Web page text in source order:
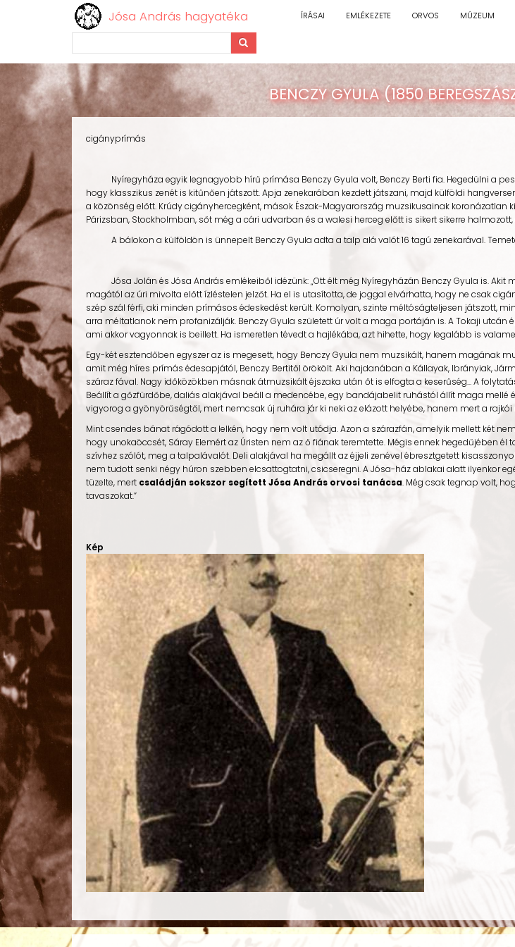
tartalomra
Jósa András hagyatéka ÍRÁSAI EMLÉKEZETE ORVOS MÚZEUM
BENCZY GYULA (1850
cigányprímás
Nyíregyháza egyik legnagyobb hírű prímása Benczy Gyula volt, Benczy Berti fia. Hegedülni a
hogy klasszikus zenét is kitűnően játszott. Apja zenekarában kezdett játszani, majd külföldi
a közönség előtt. Krúdy cigányhercegként, mások Észak-Magyarország muzsikusainak
Párizsban, Stockholmban, sőt még a cári udvarban és a walesi herceg előtt is sikert sikerre
A bálokon a külföldön is ünnepelt Benczy Gyula adta a talp alá valót 16 tagú zenekarával.
Jósa Jolán és Jósa András emlékeiből idézünk: „Ott élt még Nyíregyházán Benczy Gyula is. Akit
magától az úri mivolta előtt ízléstelen jelzőt. Ha el is utasította, de joggal elvárhatta, hogy ne csak
szép szál férfi, aki minden prímásos édeskedést került. Komolyan, szinte méltóságteljesen játszott,
arra méltatlanok nem profanizálják. Benczy Gyula született úr volt a maga portáján is. A Tokaji
ami akkor vagyonnak is beillett. Ha ismeretlen tévedt a hajlékába, azt hihette, hogy legalább is
Egy-két esztendőben egyszer az is megesett, hogy Benczy Gyula nem muzsikált, hanem magának
amit még híres prímás édesapjától, Benczy Bertitől örökölt. Aki hajdanában a Kállayak, Ibrányiak,
száraz fával. Nagy időközökben másnak átmuzsikált éjszaka után őt is elfogta a keserűség... A
Beállít a gőzfürdőbe, daliás alakjával beáll a medencébe, egy bandájabelit ruhástól állít maga mellé
vigyorog a gyönyörűségtől, mert nemcsak új ruhára jár ki neki az elázott helyébe, hanem mert a
Mint csendes bánat rágódott a lelkén, hogy nem volt utódja. Azon a szárazfán, amelyik mellett két
hogy unokaöccsét, Sáray Elemért az Úristen nem az ő fiának teremtette. Mégis ennek hegedűjében
szívhez szólót, meg a talpalávalót. Deli alakjával ha megállt az éjjeli zenével ébresztgetett
nem tudott senki négy húron szebben elcsattogtatni, csicseregni. A Jósa-ház ablakai alatt ilyenkor
tüzelte, mert családján sokszor segített Jósa András orvosi tanácsa. Még csak tegnap volt,
tavaszokat.”
Kép